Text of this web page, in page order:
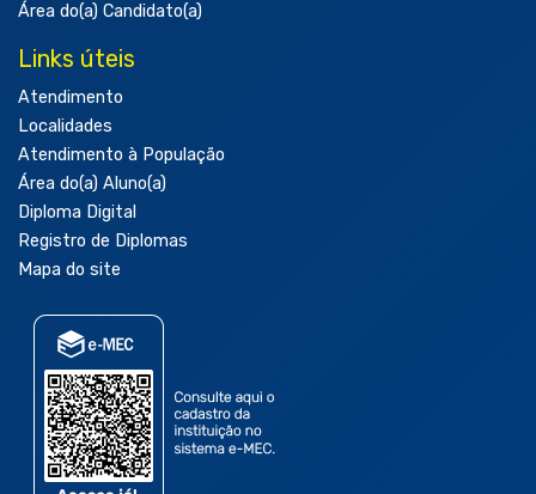
Área do(a) Candidato(a)
Links úteis
Atendimento
Localidades
Atendimento à População
Área do(a) Aluno(a)
Diploma Digital
Registro de Diplomas
Mapa do site